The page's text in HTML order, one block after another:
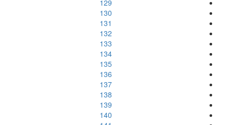
129
130
131
132
133
134
135
136
137
138
139
140